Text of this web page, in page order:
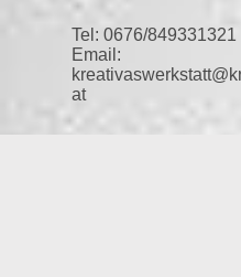
Tel: 0676/849331321
Email:
at